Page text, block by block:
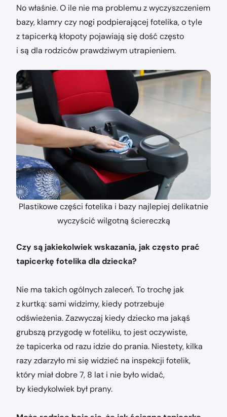
No właśnie. O ile nie ma problemu z wyczyszczeniem
bazy, klamry czy nogi podpierającej fotelika, o tyle
z tapicerką kłopoty pojawiają się dość często
i są dla rodziców prawdziwym utrapieniem.
Plastikowe części fotelika i bazy najlepiej delikatnie
wyczyścić wilgotną ściereczką
Czy są jakiekolwiek wskazania, jak często prać
tapicerkę fotelika dla dziecka?
Nie ma takich ogólnych zaleceń. To trochę jak
z kurtką: sami widzimy, kiedy potrzebuje
odświeżenia. Zazwyczaj kiedy dziecko ma jakąś
grubszą przygodę w foteliku, to jest oczywiste,
że tapicerka od razu idzie do prania. Niestety, kilka
razy zdarzyło mi się widzieć na inspekcji fotelik,
który miał dobre 7, 8 lat i nie było widać,
by kiedykolwiek był prany.